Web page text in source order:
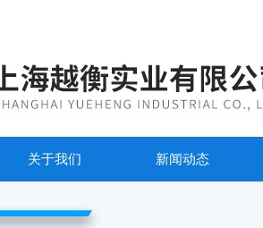
关于我们 新闻动态